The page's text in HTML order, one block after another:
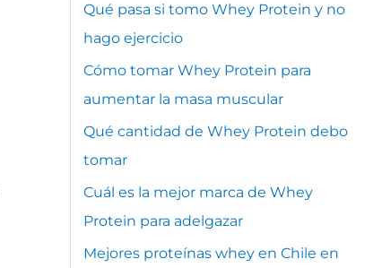
Qué pasa si tomo Whey Protein y no
hago ejercicio
Cómo tomar Whey Protein para
aumentar la masa muscular
Qué cantidad de Whey Protein debo
tomar
Cuál es la mejor marca de Whey
Protein para adelgazar
Mejores proteínas whey en Chile en